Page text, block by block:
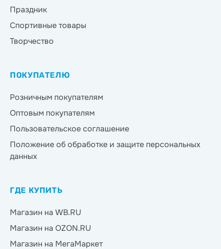
Праздник
Спортивные товары
Творчество
ПОКУПАТЕЛЮ
Розничным покупателям
Оптовым покупателям
Пользовательское соглашение
Положение об обработке и защите персональных
данных
ГДЕ КУПИТЬ
Магазин на WB.RU
Магазин на OZON.RU
Магазин на МегаМаркет